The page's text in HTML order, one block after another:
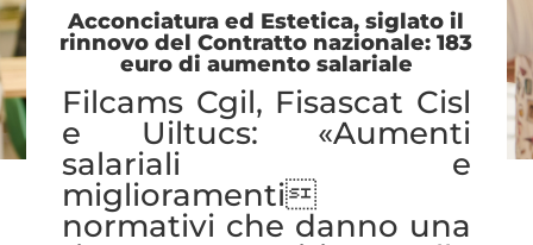
Acconciatura ed Estetica, siglato il
rinnovo del Contratto nazionale: 183
euro di aumento salariale
Filcams Cgil, Fisascat Cisl
e Uiltucs: «Aumenti
salariali e
miglioramenti
normativi che danno una